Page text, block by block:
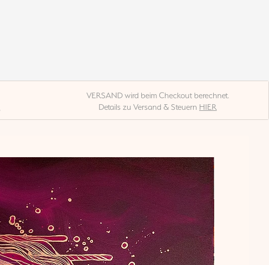
VERSAND wird beim Checkout berechnet.
Details zu Versand & Steuern HIER